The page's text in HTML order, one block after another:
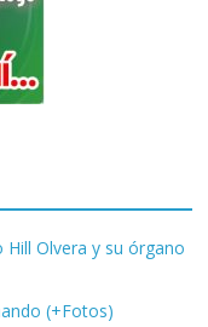
Hill Olvera y su órgano
(+Fotos)